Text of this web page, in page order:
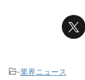
-業界ニュース